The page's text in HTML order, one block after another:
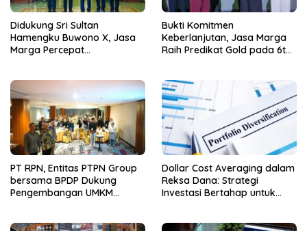
Didukung Sri Sultan
Hamengku Buwono X, Jasa
Marga Percepat
untuk Dukung Konektivitas
DIY
Bukti Komitmen
Keberlanjutan, Jasa Marga
Raih Predikat Gold pada 6th
PT RPN, Entitas PTPN Group
bersama BPDP Dukung
Pengembangan UMKM
Dollar Cost Averaging dalam
Reksa Dana: Strategi
Investasi Bertahap untuk